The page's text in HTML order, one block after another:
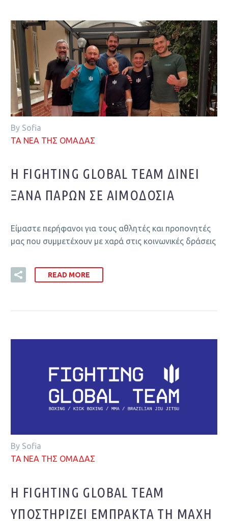
By Sofia
ΤΑ ΝΕΑ ΤΗΣ ΟΜΑΔΑΣ
Η FIGHTING GLOBAL TEAM ΔΊΝΕΙ
ΞΑΝΆ ΠΑΡΏΝ ΣΕ ΑΙΜΟΔΟΣΊΑ
Είμαστε περήφανοι για τους αθλητές και προπονητές
μας που συμμετέχουν με χαρά στις κοινωνικές δράσεις
READ MORE
By Sofia
ΤΑ ΝΕΑ ΤΗΣ ΟΜΑΔΑΣ
Η FIGHTING GLOBAL TEAM
ΥΠΟΣΤΗΡΊΖΕΙ ΈΜΠΡΑΚΤΑ ΤΗ ΜΆΧΗ